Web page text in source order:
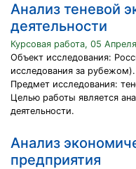
Анализ теневой
деятельности
Курсовая работа, 05
Объект исследования:
исследования за рубежом).
Предмет исследования:
Целью работы является
деятельности.
Анализ
предприятия